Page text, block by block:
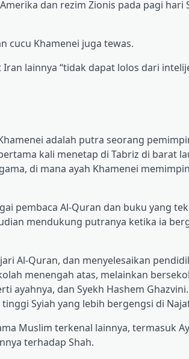
dan rezim Zionis pada pagi hari
cucu Khamenei juga tewas.
lainnya “tidak dapat lolos dari
adalah putra seorang
kali menetap di Tabriz di barat
di mana ayah Khamenei
pembaca Al-Quran dan buku yang
mendukung putranya ketika ia
Al-Quran, dan menyelesaikan
menengah atas, melainkan
ayahnya, dan Syekh Hashem
Syiah yang lebih bergengsi di
Muslim terkenal lainnya, termasuk
terhadap Shah.